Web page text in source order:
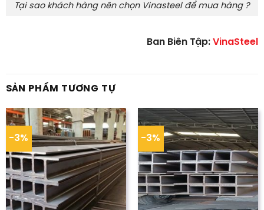
Tại sao khách hàng nên chọn Vinasteel để mua hàng ?
Ban Biên Tập: VinaSteel
SẢN PHẨM TƯƠNG TỰ
-3% -3%